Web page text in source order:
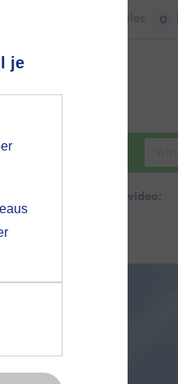
je
Files 0
Zoeken in foto & video:
voor
hebt
uit